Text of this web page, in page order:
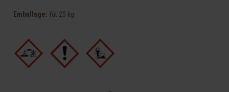
Emballage: fût 25 kg